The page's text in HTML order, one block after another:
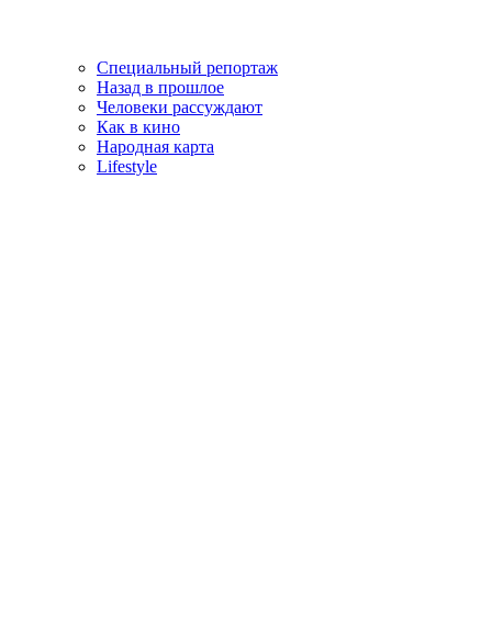
Специальный репортаж
Назад в прошлое
Человеки рассуждают
Как в кино
Народная карта
Lifestyle